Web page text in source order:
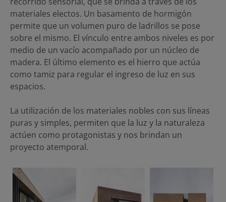
materiales electos. Un basamento de hormigón
permite que un volumen puro de ladrillos se pose
sobre el mismo. El vínculo entre ambos niveles es por
medio de un vacío acompañado por un núcleo de
madera. El último elemento es el hierro que actúa
como tamiz para regular el ingreso de luz en sus
espacios.
La utilización de los materiales nobles con sus líneas
puras y simples, permiten que la luz y la naturaleza
actúen como protagonistas y nos brindan un
proyecto atemporal.